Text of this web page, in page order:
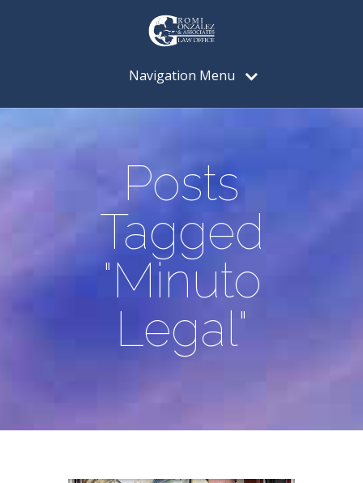
Navigation Menu
Posts
Tagged
"Minuto
Legal"